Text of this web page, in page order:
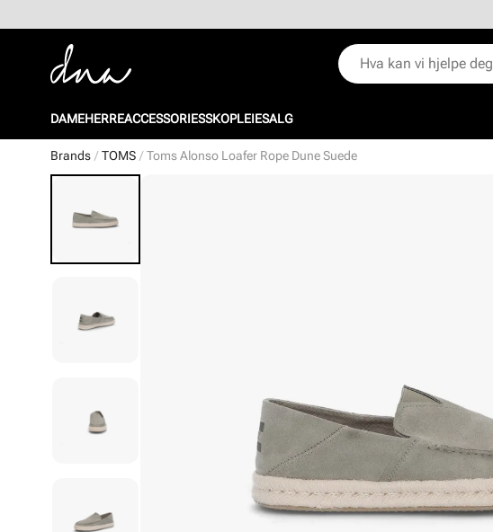
DAMEHERREACCESSORIESSKOPLEIESALG
Brands TOMS Toms Alonso Loafer Rope Dune Suede